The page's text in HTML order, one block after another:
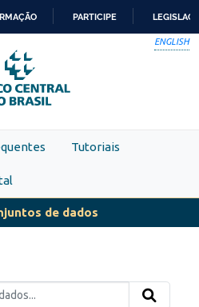
PARA
O
CONTEÚDO
PARTICIPE
ENGLISH
Tutoriais
de dados